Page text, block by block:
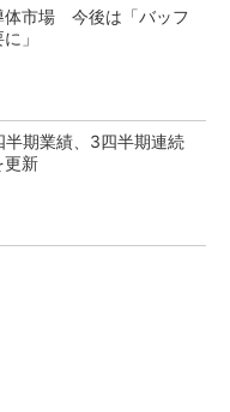
体市場 今後は「バッフ
」
期業績、3四半期連続
更新